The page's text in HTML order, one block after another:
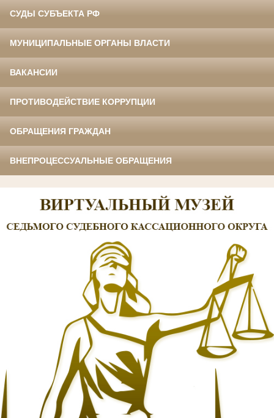
СУДЫ СУБЪЕКТА РФ
МУНИЦИПАЛЬНЫЕ ОРГАНЫ ВЛАСТИ
ВАКАНСИИ
ПРОТИВОДЕЙСТВИЕ КОРРУПЦИИ
ОБРАЩЕНИЯ ГРАЖДАН
ВНЕПРОЦЕССУАЛЬНЫЕ ОБРАЩЕНИЯ